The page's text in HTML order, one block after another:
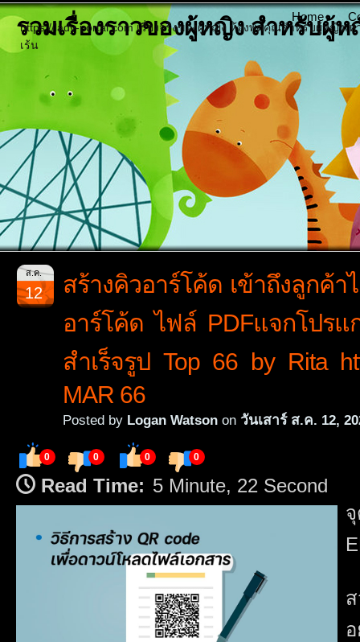
รวมเรื่องราวของผู้หญิง สำหรับ
https://lady-portal.com เรื่องจริงของผู้หญิง ห้องพูดคุณสำหรับผู้หญิง
เร้น
Home
ส.ค.
12
สร้างคิวอาร์โค้ด เข้าถึงลูกค้า
อาร์โค้ด ไฟล์ PDFแจกโปรแ
สำเร็จรูป Top 66 by Rita
MAR 66
Posted by Logan Watson on วันเสาร์ ส.ค. 12,
0 0 0 0
Read Time: 5 Minute, 22 Second